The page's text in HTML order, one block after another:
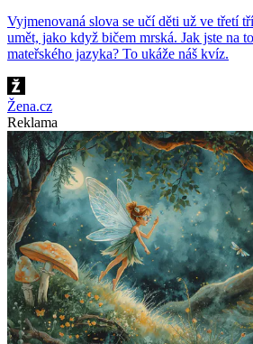
Vyjmenovaná slova se učí děti už ve třetí
umět, jako když bičem mrská. Jak jste na
mateřského jazyka? To ukáže náš kvíz.
Žena.cz
Reklama